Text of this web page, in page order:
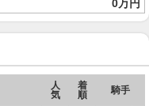
0万円
人
気
着
順
騎手